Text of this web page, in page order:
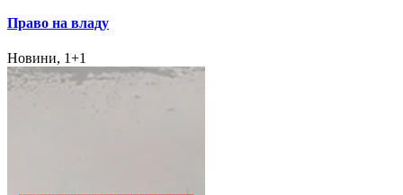
Право на владу
Новини, 1+1